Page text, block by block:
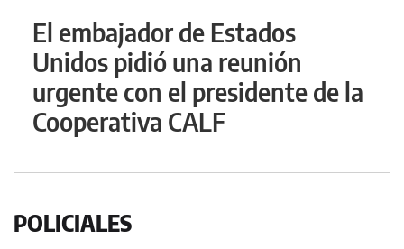
El embajador de Estados
Unidos pidió una reunión
urgente con el presidente de la
Cooperativa CALF
POLICIALES